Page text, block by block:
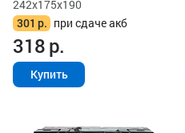
242x175x190
301 р. при сдаче акб
318р.
Купить